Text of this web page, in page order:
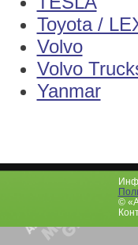
Toyota /
Volvo
Volvo
Yanmar
©